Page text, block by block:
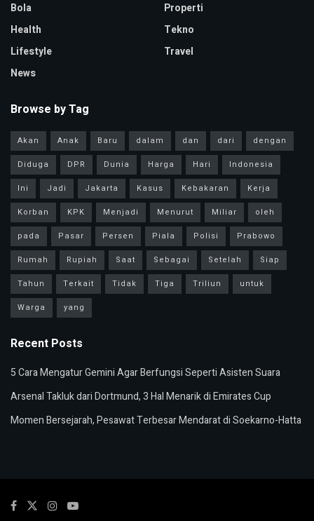
Bola
Health
Lifestyle
News
Properti
Tekno
Travel
Browse by Tag
Akan Anak Baru dalam dan dari
dengan
Diduga
DPR Dunia Harga Hari
Indonesia
Ini
Jadi Jakarta Kasus Kebakaran
Kerja
Korban
KPK Menjadi Menurut Miliar
oleh
pada
Pasar Persen Piala Polisi
Prabowo
Rumah
Rupiah Saat Sebagai Setelah
Siap
Tahun
Terkait Tidak Tiga Triliun
untuk
Warga
yang
Recent Posts
5 Cara Mengatur Gemini Agar Berfungsi Seperti Asisten Suara
Arsenal Takluk dari Dortmund, 3 Hal Menarik di Emirates Cup
Momen Bersejarah, Pesawat Terbesar Mendarat di Soekarno-Hatta